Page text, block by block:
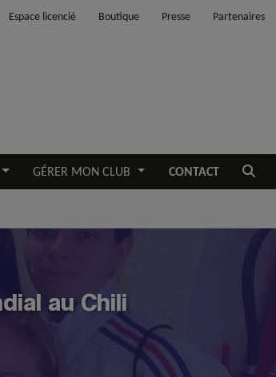
Espace licencié Boutique Presse Partenaires
GÉRER MON CLUB CONTACT
au Chili